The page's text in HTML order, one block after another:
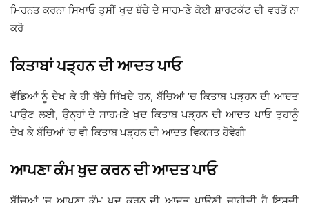
ਮਿਹਨਤ ਕਰਨਾ ਸਿਖਾਓ ਤੁਸੀਂ ਖੁਦ ਬੱਚੇ ਦੇ ਸਾਹਮਣੇ ਕੋਈ ਸ਼ਾਰਟਕੱਟ ਦੀ ਵਰਤੋਂ ਨਾ
ਕਰੋ
ਕਿਤਾਬਾਂ ਪੜ੍ਹਨ ਦੀ ਆਦਤ ਪਾਓ
ਵੱਡਿਆਂ ਨੂੰ ਦੇਖ ਕੇ ਹੀ ਬੱਚੇ ਸਿੱਖਦੇ ਹਨ, ਬੱਚਿਆਂ ’ਚ ਕਿਤਾਬ ਪੜ੍ਹਨ ਦੀ ਆਦਤ
ਪਾਉਣ ਲਈ, ਉਨ੍ਹਾਂ ਦੇ ਸਾਹਮਣੇ ਖੁਦ ਕਿਤਾਬ ਪੜ੍ਹਨ ਦੀ ਆਦਤ ਪਾਓ ਤੁਹਾਨੂੰ
ਦੇਖ ਕੇ ਬੱਚਿਆਂ ’ਚ ਵੀ ਕਿਤਾਬ ਪੜ੍ਹਨ ਦੀ ਆਦਤ ਵਿਕਸਤ ਹੋਵੇਗੀ
ਆਪਣਾ ਕੰਮ ਖੁਦ ਕਰਨ ਦੀ ਆਦਤ ਪਾਓ